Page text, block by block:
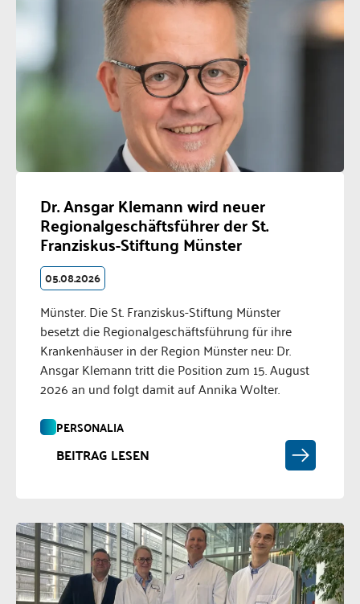
Dr. Ansgar Klemann wird neuer
Regionalgeschäftsführer der St.
Franziskus-Stiftung Münster
05.08.2026
Münster. Die St. Franziskus-Stiftung Münster
besetzt die Regionalgeschäftsführung für ihre
Krankenhäuser in der Region Münster neu: Dr.
Ansgar Klemann tritt die Position zum 15. August
2026 an und folgt damit auf Annika Wolter.
PERSONALIA
BEITRAG LESEN